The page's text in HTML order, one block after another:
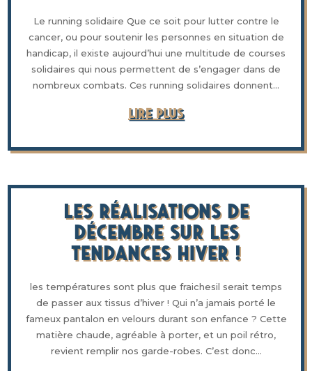
Le running solidaire Que ce soit pour lutter contre le
cancer, ou pour soutenir les personnes en situation de
handicap, il existe aujourd’hui une multitude de courses
solidaires qui nous permettent de s’engager dans de
nombreux combats. Ces running solidaires donnent...
LIRE PLUS
Les réalisations de
décembre sur les
tendances hiver !
les températures sont plus que fraichesil serait temps
de passer aux tissus d’hiver ! Qui n’a jamais porté le
fameux pantalon en velours durant son enfance ? Cette
matière chaude, agréable à porter, et un poil rétro,
revient remplir nos garde-robes. C’est donc...